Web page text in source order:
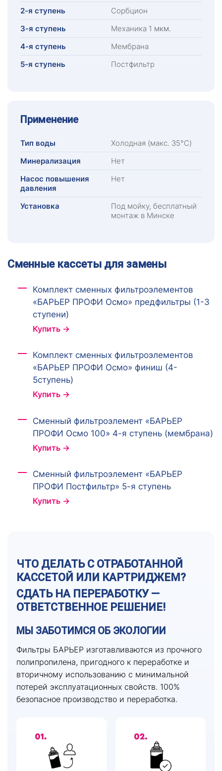
2-я ступень
Сорбцион
3-я ступень
Механика 1 мкм.
4-я ступень
Мембрана
5-я ступень
Постфильтр
Применение
Тип воды
Холодная (макс. 35°C)
Минерализация
Нет
Насос повышения
давления
Нет
Установка
Под мойку, бесплатный
монтаж в Минске
Сменные кассеты для замены
Комплект сменных фильтроэлементов
«БАРЬЕР ПРОФИ Осмо» предфильтры (1-3
ступени)
Купить →
Комплект сменных фильтроэлементов
«БАРЬЕР ПРОФИ Осмо» финиш (4-
5ступень)
Купить →
Сменный фильтроэлемент «БАРЬЕР
ПРОФИ Осмо 100» 4-я ступень (мембрана)
Купить →
Сменный фильтроэлемент «БАРЬЕР
ПРОФИ Постфильтр» 5-я ступень
Купить →
ЧТО ДЕЛАТЬ С ОТРАБОТАННОЙ
КАССЕТОЙ ИЛИ КАРТРИДЖЕМ?
СДАТЬ НА ПЕРЕРАБОТКУ —
ОТВЕТСТВЕННОЕ РЕШЕНИЕ!
МЫ ЗАБОТИМСЯ ОБ ЭКОЛОГИИ
Фильтры БАРЬЕР изготавливаются из прочного
полипропилена, пригодного к переработке и
вторичному использованию с минимальной
потерей эксплуатационных свойств. 100%
безопасное производство и переработка.